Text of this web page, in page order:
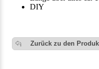
DIY
Zurück zu den